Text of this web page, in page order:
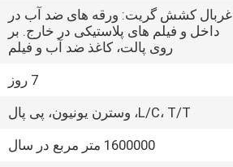
غربال کشش گریت: ورقه های ضد آب در
داخل و فیلم های پلاستیکی در خارج. بر
روی پالت، کاغذ ضد آب و فیلم
7 روز
L/C، T/T، وسترن یونیون، پی پال
1600000 متر مربع در سال